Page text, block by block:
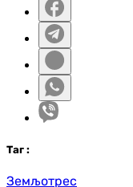
Таг :
Земљотрес